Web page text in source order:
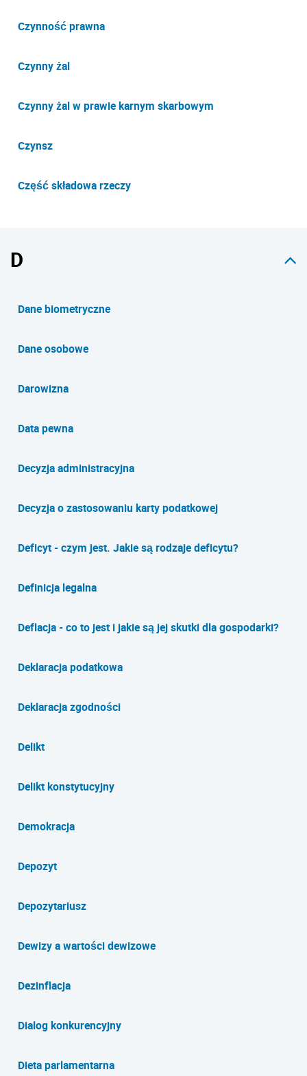
Czynność prawna
Czynny żal
Czynny żal w prawie karnym skarbowym
Czynsz
Część składowa rzeczy
D
Dane biometryczne
Dane osobowe
Darowizna
Data pewna
Decyzja administracyjna
Decyzja o zastosowaniu karty podatkowej
Deficyt - czym jest. Jakie są rodzaje deficytu?
Definicja legalna
Deflacja - co to jest i jakie są jej skutki dla gospodarki?
Deklaracja podatkowa
Deklaracja zgodności
Delikt
Delikt konstytucyjny
Demokracja
Depozyt
Depozytariusz
Dewizy a wartości dewizowe
Dezinflacja
Dialog konkurencyjny
Dieta parlamentarna